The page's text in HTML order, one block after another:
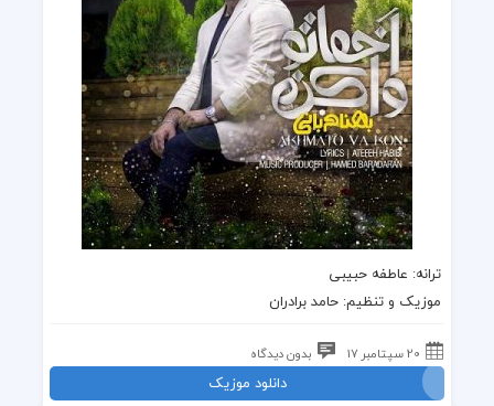
ترانه: عاطفه حبیبی
موزیک و تنظیم:حامد برادران
20 سپتامبر 17 بدون دیدگاه
دانلود موزیک